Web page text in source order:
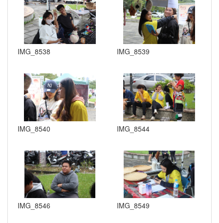
IMG_8538 IMG_8539
IMG_8540 IMG_8544
IMG_8546 IMG_8549